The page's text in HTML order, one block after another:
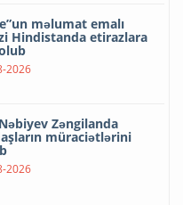
məlumat emalı
Hindistanda etirazlara
2026
Zəngilanda
müraciətlərini
2026